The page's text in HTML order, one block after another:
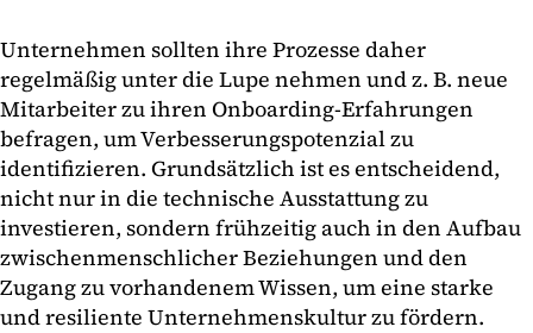
Unternehmen sollten ihre Prozesse daher
regelmäßig unter die Lupe nehmen und z. B. neue
Mitarbeiter zu ihren Onboarding-Erfahrungen
befragen, um Verbesserungspotenzial zu
identifizieren. Grundsätzlich ist es entscheidend,
nicht nur in die technische Ausstattung zu
investieren, sondern frühzeitig auch in den Aufbau
zwischenmenschlicher Beziehungen und den
Zugang zu vorhandenem Wissen, um eine starke
und resiliente Unternehmenskultur zu fördern.